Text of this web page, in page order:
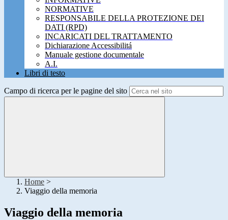
NORMATIVE
RESPONSABILE DELLA PROTEZIONE DEI
DATI (RPD)
INCARICATI DEL TRATTAMENTO
Dichiarazione Accessibilitá
Manuale gestione documentale
A.I.
Libri di testo
Campo di ricerca per le pagine del sito
Home >
Viaggio della memoria
Viaggio della memoria